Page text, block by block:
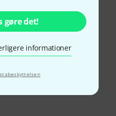
gøre det!
informationer
PayPal,
Kreditkort.